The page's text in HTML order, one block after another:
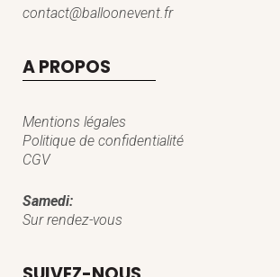
contact@balloonevent.fr
A PROPOS
Mentions légales
Politique de confidentialité
CGV
Samedi:
Sur rendez-vous